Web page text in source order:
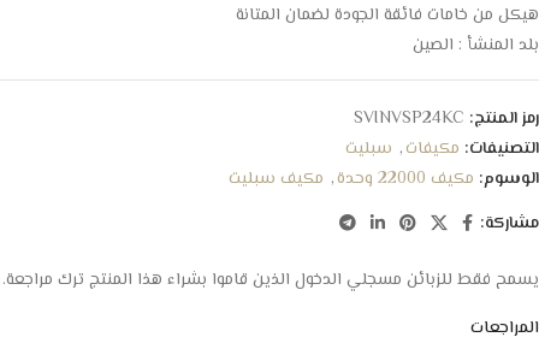
هيكل من خامات فائقة الجودة لضمان المتانة
بلد المنشأ : الصين
رمز المنتج: SVINVSP24KC
التصنيفات: مكيفات, سبليت
الوسوم: مكيف 22000 وحدة , مكيف سبليت
مشاركة:
المراجعات
يسمح فقط للزبائن مسجلي الدخول الذين قاموا بشراء هذا المنتج ترك مراجعة.